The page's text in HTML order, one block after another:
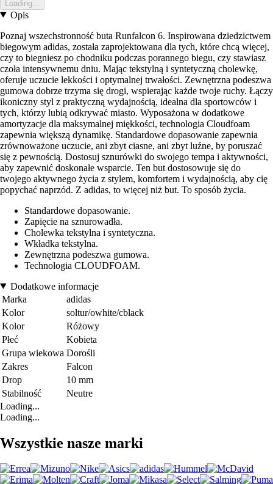
Loading...
Opis
Poznaj wszechstronność buta Runfalcon 6. Inspirowana dziedzictwem
biegowym adidas, została zaprojektowana dla tych, które chcą więcej,
czy to biegniesz po chodniku podczas porannego biegu, czy stawiasz
czoła intensywnemu dniu. Mając tekstylną i syntetyczną cholewkę,
oferuje uczucie lekkości i optymalnej trwałości. Zewnętrzna podeszwa
gumowa dobrze trzyma się drogi, wspierając każde twoje ruchy. Łączy
ikoniczny styl z praktyczną wydajnością, idealna dla sportowców i
tych, którzy lubią odkrywać miasto. Wyposażona w dodatkowe
amortyzacje dla maksymalnej miękkości, technologia Cloudfoam
zapewnia większą dynamikę. Standardowe dopasowanie zapewnia
zrównoważone uczucie, ani zbyt ciasne, ani zbyt luźne, by poruszać
się z pewnością. Dostosuj sznurówki do swojego tempa i aktywności,
aby zapewnić doskonałe wsparcie. Ten but dostosowuje się do
twojego aktywnego życia z stylem, komfortem i wydajnością, aby cię
popychać naprzód. Z adidas, to więcej niż but. To sposób życia.
Standardowe dopasowanie.
Zapięcie na sznurowadła.
Cholewka tekstylna i syntetyczna.
Wkładka tekstylna.
Zewnętrzna podeszwa gumowa.
Technologia CLOUDFOAM.
Dodatkowe informacje
Marka
adidas
Kolor
soltur/owhite/cblack
Kolor
Różowy
Płeć
Kobieta
Grupa wiekowa Dorośli
Zakres
Falcon
Drop
10 mm
Stabilność
Neutre
Loading...
Loading...
Wszystkie nasze marki